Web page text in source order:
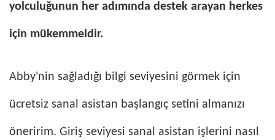
yolculuğunun her adımında destek arayan herkes
için mükemmeldir.
Abby'nin sağladığı bilgi seviyesini görmek için
ücretsiz sanal asistan başlangıç ​​setini almanızı
öneririm. Giriş seviyesi sanal asistan işlerini nasıl